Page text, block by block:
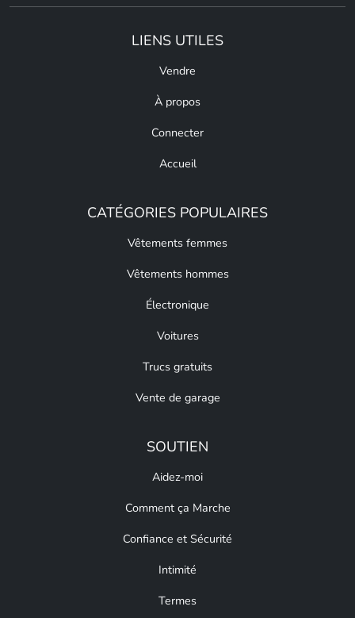
LIENS UTILES
Vendre
À propos
Connecter
Accueil
CATÉGORIES POPULAIRES
Vêtements femmes
Vêtements hommes
Électronique
Voitures
Trucs gratuits
Vente de garage
SOUTIEN
Aidez-moi
Comment ça Marche
Confiance et Sécurité
Intimité
Termes